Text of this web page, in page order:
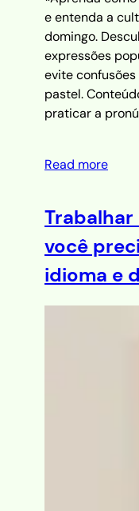
e entenda a
domingo.
expressões
evite confusões
pastel.
praticar a
Read more
Trabalhar
você
idioma e